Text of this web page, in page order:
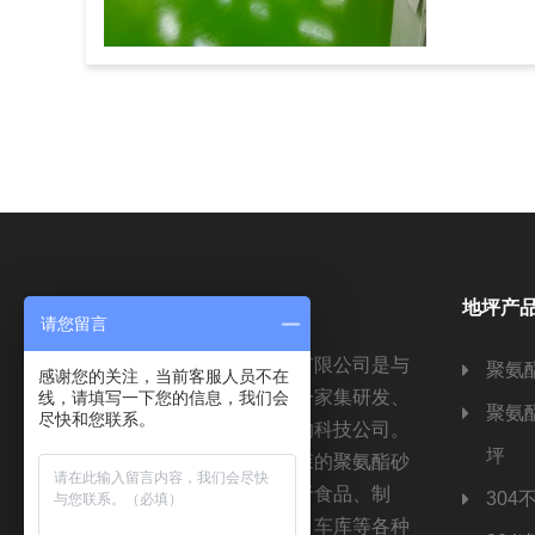
江苏诺立森新材料科技有限公司是与
德国诺立森共同设立的一家集研发、
生产与配套服务于一体的科技公司。
公司全面引进德国诺立森的聚氨酯砂
浆地坪材料，广泛应用于食品、制
药、化工、烟草、仓储、车库等各种
地坪产
聚氨
聚氨
坪
304
请您留言
感谢您的关注，当前客服人员不在
线，请填写一下您的信息，我们会
尽快和您联系。